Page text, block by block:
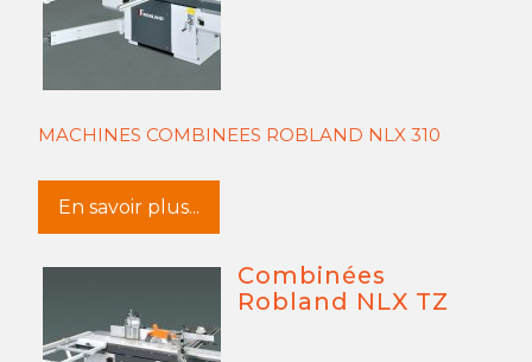
MACHINES COMBINEES ROBLAND NLX 310
En savoir plus...
Combinées
Robland NLX TZ